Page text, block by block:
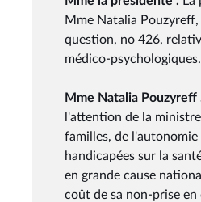
Mme Natalia Pouzyreff,
question, no 426,
médico-psychologiques.
Mme Natalia Pouzyreff
l'attention de la
familles, de l'autonomie
handicapées sur la
en grande cause
coût de sa non-prise en